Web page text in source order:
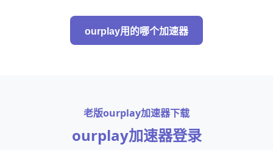
ourplay用的哪个加速器
老版ourplay加速器下载
ourplay加速器登录